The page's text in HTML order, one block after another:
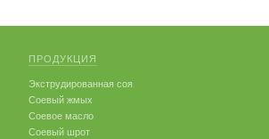
ПРОДУКЦИЯ
Экструдированная соя
Соевый жмых
Соевое масло
Соевый шрот